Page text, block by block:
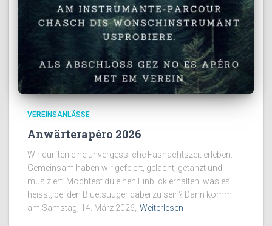
VEREINSANLÄSSE
Anwärterapéro 2026
Wir durften eine unvergessliche Fasnachtszeit erleben.
Gemeinsam haben wir gefeiert, gelacht, getanzt und
musiziert. Möchtest du einen Einblick erhalten, was es
heisst, bei den Bluetsuuger dabei zu sein? Dann komm
am Samstag, 14. März 2026, Weiterlesen